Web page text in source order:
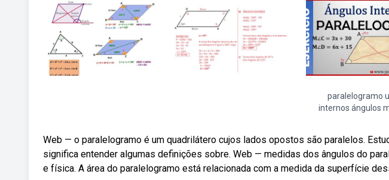
paralelogramo
internos ángulos
Web — o paralelogramo é um quadrilátero cujos lados opostos são paralelos.
significa entender algumas definições sobre. Web — medidas dos ângulos do
e física. A área do paralelogramo está relacionada com a medida da superfície